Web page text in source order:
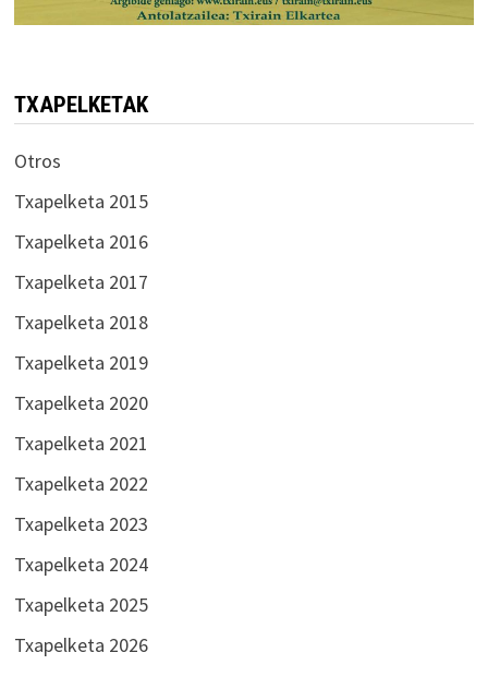
TXAPELKETAK
Otros
Txapelketa 2015
Txapelketa 2016
Txapelketa 2017
Txapelketa 2018
Txapelketa 2019
Txapelketa 2020
Txapelketa 2021
Txapelketa 2022
Txapelketa 2023
Txapelketa 2024
Txapelketa 2025
Txapelketa 2026